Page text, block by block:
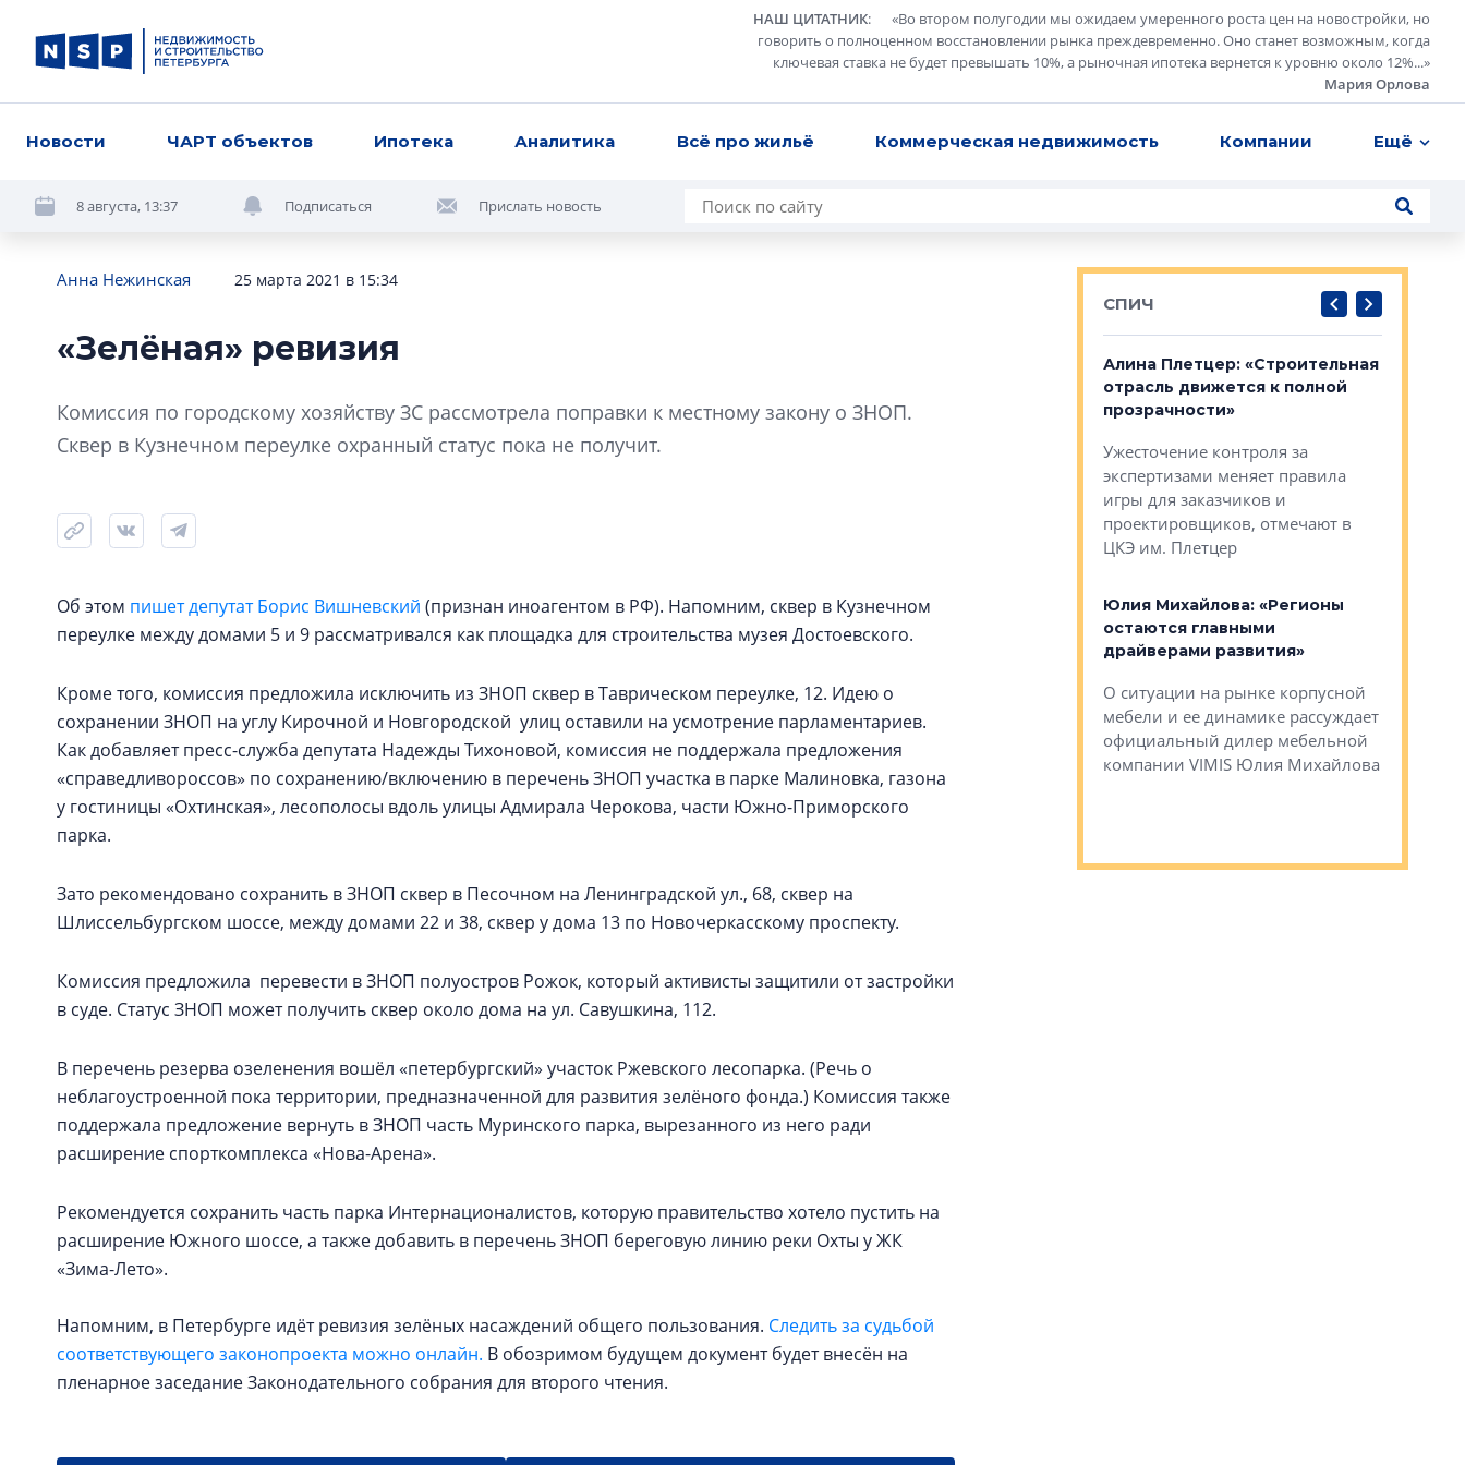
НАШ ЦИТАТНИК: «Во втором полугодии мы ожидаем умеренного роста цен на новостройки, но
говорить о полноценном восстановлении рынка преждевременно. Оно станет возможным, когда
ключевая ставка не будет превышать 10%, а рыночная ипотека вернется к уровню около 12%...»
Мария Орлова
Новости ЧАРТ объектов Ипотека Аналитика Всё про жильё Коммерческая недвижимость Компании Ещё
8 августа, 13:37 Подписаться Прислать новость
Анна Нежинская 25 марта 2021 в 15:34
«Зелёная» ревизия
Комиссия по городскому хозяйству ЗС рассмотрела поправки к местному закону о ЗНОП.
Сквер в Кузнечном переулке охранный статус пока не получит.
Об этом пишет депутат Борис Вишневский (признан иноагентом в РФ). Напомним, сквер в Кузнечном
переулке между домами 5 и 9 рассматривался как площадка для строительства музея Достоевского.
Кроме того, комиссия предложила исключить из ЗНОП сквер в Таврическом переулке, 12. Идею о
сохранении ЗНОП на углу Кирочной и Новгородской улиц оставили на усмотрение парламентариев.
Как добавляет пресс-служба депутата Надежды Тихоновой, комиссия не поддержала предложения
«справедливороссов» по сохранению/включению в перечень ЗНОП участка в парке Малиновка, газона
у гостиницы «Охтинская», лесополосы вдоль улицы Адмирала Черокова, части Южно-Приморского
парка.
Зато рекомендовано сохранить в ЗНОП сквер в Песочном на Ленинградской ул., 68, сквер на
Шлиссельбургском шоссе, между домами 22 и 38, сквер у дома 13 по Новочеркасскому проспекту.
Комиссия предложила перевести в ЗНОП полуостров Рожок, который активисты защитили от застройки
в суде. Статус ЗНОП может получить сквер около дома на ул. Савушкина, 112.
В перечень резерва озеленения вошёл «петербургский» участок Ржевского лесопарка. (Речь о
неблагоустроенной пока территории, предназначенной для развития зелёного фонда.) Комиссия также
поддержала предложение вернуть в ЗНОП часть Муринского парка, вырезанного из него ради
расширение спорткомплекса «Нова-Арена».
Рекомендуется сохранить часть парка Интернационалистов, которую правительство хотело пустить на
расширение Южного шоссе, а также добавить в перечень ЗНОП береговую линию реки Охты у ЖК
«Зима-Лето».
Напомним, в Петербурге идёт ревизия зелёных насаждений общего пользования. Следить за судьбой
соответствующего законопроекта можно онлайн. В обозримом будущем документ будет внесён на
пленарное заседание Законодательного собрания для второго чтения.
СПИЧ
даже электромобиль»
рынок апарт-отелей»
Конкуренцию выиграют те
приблизятся к гостиничному
уровню сервиса, уверены в УК
Алина Плетцер: «Строительная
отрасль движется к полной
прозрачности»
Ужесточение контроля за
экспертизами меняет правила
игры для заказчиков и
проектировщиков, отмечают в
ЦКЭ им. Плетцер
Юлия Михайлова: «Регионы
остаются главными
драйверами развития»
О ситуации на рынке корпусной
мебели и ее динамике рассуждает
официальный дилер мебельной
компании VIMIS Юлия Михайлова